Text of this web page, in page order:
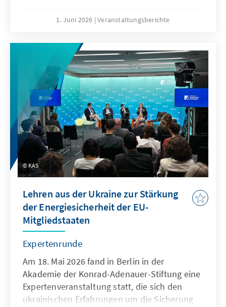
Politiker, Regierungsvertreter,
aus der Ukraine, Europa und den USA
zusammen, um über die Rolle des Schwarzen
Meeres für die europäische
Sicherheitsarchitektur zu diskutieren. Die
Konrad-Adenauer-Stiftung war einer der
Hauptpartner der Veranstaltung, und ihre
Vorsitzende Annegret Kramp-Karrenbauer
beteiligte sich an zentralen Diskussionen über
die strategischen Herausforderungen und die
Zukunft der Region.
1. Juni 2026 Veranstaltungsberichte
KAS
Lehren aus der Ukraine zur Stärkung
der Energiesicherheit der EU-
Mitgliedstaaten
Expertenrunde
Am 18. Mai 2026 fand in Berlin in der
Akademie der Konrad-Adenauer-Stiftung eine
Expertenveranstaltung statt, die sich den
ukrainischen Erfahrungen um die Sicherung